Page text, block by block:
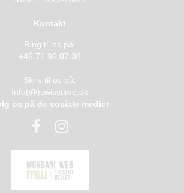
Kontakt
Ring til os på:
+45 71 96 07 38
Skriv til os på:
Info(@)swisstime.dk
os på de sociale medier